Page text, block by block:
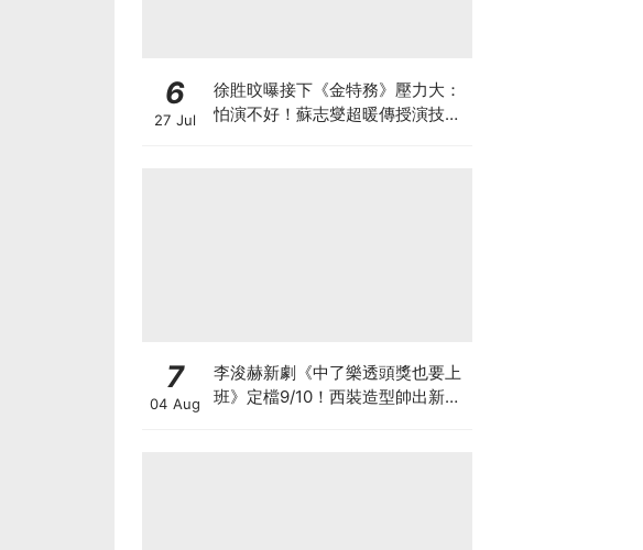
6
27 Jul
徐貹旼曝接下《金特務》壓力大：
怕演不好！蘇志燮超暖傳授演技，
7
04 Aug
李浚赫新劇《中了樂透頭獎也要上
班》定檔9/10！西裝造型帥出新高